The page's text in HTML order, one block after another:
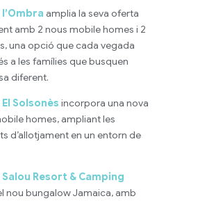
amplia la seva oferta
amb 2 nous mobile homes i 2
una opció que cada vegada
a les famílies que busquen
diferent.
Solsonès incorpora una nova
homes, ampliant les
d’allotjament en un entorn de
Salou Resort & Camping
nou bungalow Jamaica, amb